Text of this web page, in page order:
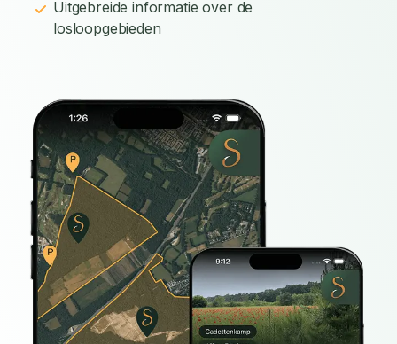
Uitgebreide informatie over de
losloopgebieden